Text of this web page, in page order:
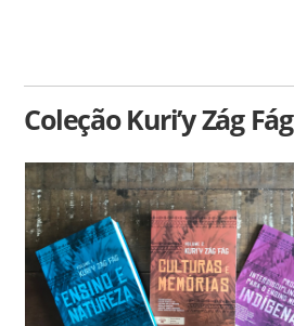
Coleção Kuri’y Zág Fág